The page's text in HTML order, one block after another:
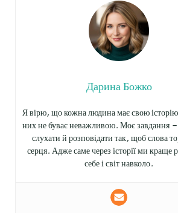
Дарина Божко
Я вірю, що кожна людина має свою
них не буває неважливою. Моє завдання
слухати й розповідати так, щоб слова
серця. Адже саме через історії ми краще
себе і світ навколо.